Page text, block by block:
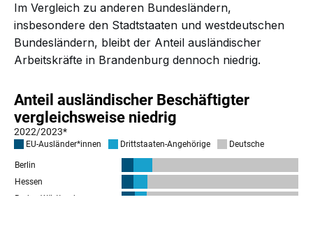
Im Vergleich zu anderen Bundesländern,
insbesondere den Stadtstaaten und westdeutschen
Bundesländern, bleibt der Anteil ausländischer
Arbeitskräfte in Brandenburg dennoch niedrig.